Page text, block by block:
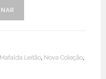
Mafalda Leitão, Nova Coleção,